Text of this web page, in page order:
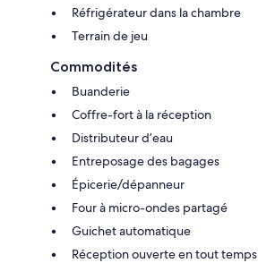
Réfrigérateur dans la chambre
Terrain de jeu
Commodités
Buanderie
Coffre-fort à la réception
Distributeur d’eau
Entreposage des bagages
Épicerie/dépanneur
Four à micro-ondes partagé
Guichet automatique
Réception ouverte en tout temps